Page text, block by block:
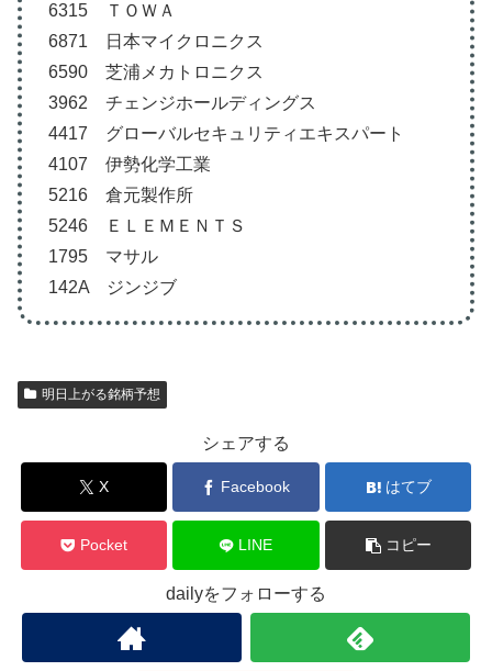
6315 ＴＯＷＡ
6871 日本マイクロニクス
6590 芝浦メカトロニクス
3962 チェンジホールディングス
4417 グローバルセキュリティエキスパート
4107 伊勢化学工業
5216 倉元製作所
5246 ＥＬＥＭＥＮＴＳ
1795 マサル
142A ジンジブ
明日上がる銘柄予想
シェアする
X Facebook はてブ
Pocket LINE コピー
dailyをフォローする